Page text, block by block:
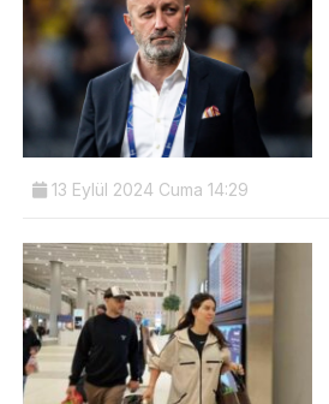
13 Eylül 2024 Cuma 14:29